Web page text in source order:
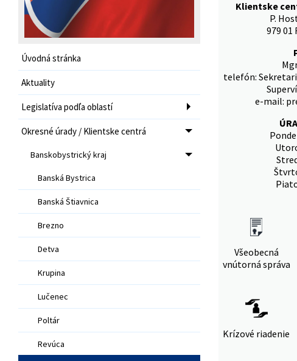
Úvodná stránka
Aktuality
Legislatíva podľa oblastí
Okresné úrady / Klientske centrá
Banskobystrický kraj
Banská Bystrica
Banská Štiavnica
Brezno
Detva
Krupina
Lučenec
Poltár
Revúca
Klientske
P.
979 01
telefón:
e-mail:
Všeobecná
vnútorná správa
Krízové riadenie